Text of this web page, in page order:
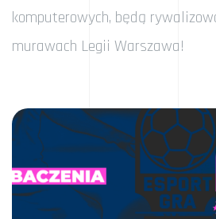
komputerowych, będą
murawach Legii Warszawa!